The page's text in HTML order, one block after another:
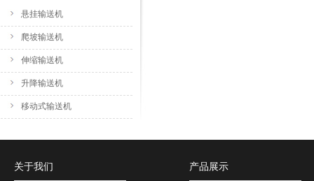
悬挂输送机
爬坡输送机
伸缩输送机
升降输送机
移动式输送机
关于我们 产品展示